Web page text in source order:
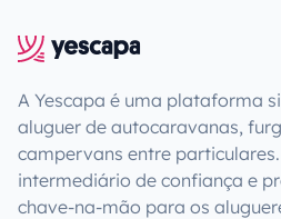
A Yescapa é uma plataforma
aluguer de autocaravanas,
campervans entre
intermediário de confiança e
chave-na-mão para os